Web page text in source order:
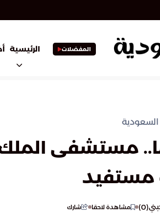
المفضلات الرئيسية
السعودية
30 يومًا.. مستشفى
(
0
) مشاهدة لاحقا شارك